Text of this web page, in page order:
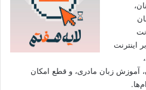
اینترنت
آموزش زبان مادری، و قطع امکان